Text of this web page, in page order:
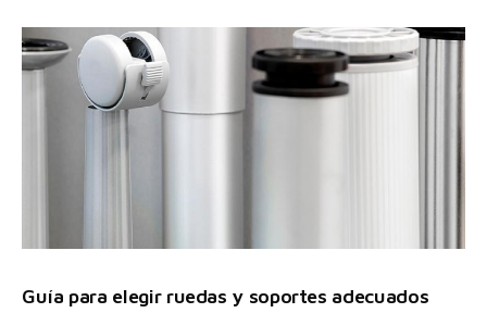
Guía para elegir ruedas y soportes adecuados